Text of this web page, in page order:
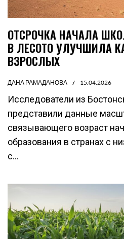
ОТСРОЧКА НАЧАЛА
В ЛЕСОТО УЛУЧШИЛА
ВЗРОСЛЫХ
ДАНА РАМАДАНОВА 15.04.2026
Исследователи из
представили данные
связывающего возраст
образования в странах с
с...